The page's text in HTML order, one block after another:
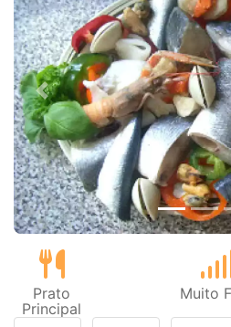
Anterior
Prato
Principal
Muito